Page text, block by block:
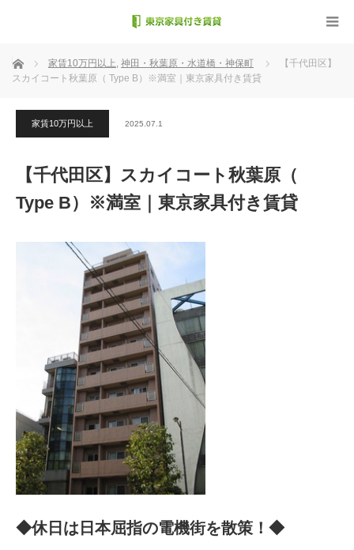
ホーム 家賃10万円以上, 神田・秋葉原・水道橋・神保町
【千代田区】
スカイコート秋葉原（ Type B）※満室｜東京家具付き賃貸
家賃10万円以上 2025.07.1
【千代田区】スカイコート秋葉原（
Type B）※満室｜東京家具付き賃貸
◆休日は日本屈指の電機街を散策！◆